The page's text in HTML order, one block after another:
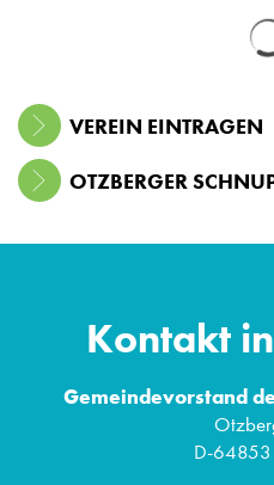
VEREIN EINTRAGEN
OTZBERGER
Kontakt
Gemeindevorstand
D-64853